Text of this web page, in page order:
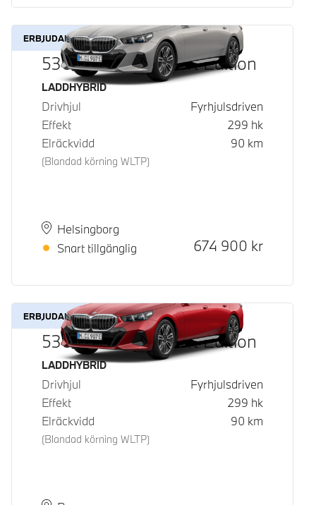
ERBJUDANDE
530e xDrive M Sport Edition
Bränsle
LADDHYBRID
Drivhjul
Fyrhjulsdriven
Effekt
299 hk
Elräckvidd
(Blandad körning WLTP)
90 km
PlatsHelsingborg
Leveranstid
Snart tillgänglig
Kontantpris
674 900 kr
ERBJUDANDE
530e xDrive M Sport Edition
Bränsle
LADDHYBRID
Drivhjul
Fyrhjulsdriven
Effekt
299 hk
Elräckvidd
(Blandad körning WLTP)
90 km